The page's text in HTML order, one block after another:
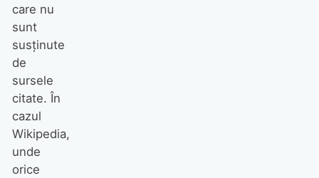
care nu
sunt
susținute
de
sursele
citate. În
cazul
Wikipedia,
unde
orice